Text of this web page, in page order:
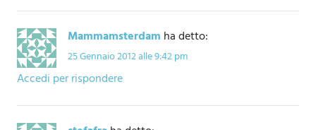
Mammamsterdam ha detto:
25 Gennaio 2012 alle 9:42 pm
Accedi per rispondere